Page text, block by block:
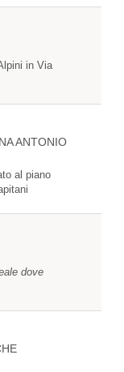
in Via
ANTONIO
al piano
dove